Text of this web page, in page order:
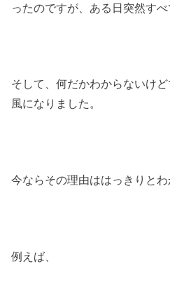
ったのですが、ある日突然すべ
そして、何だかわからないけ
風になりました。
今ならその理由ははっきりとわ
例えば、